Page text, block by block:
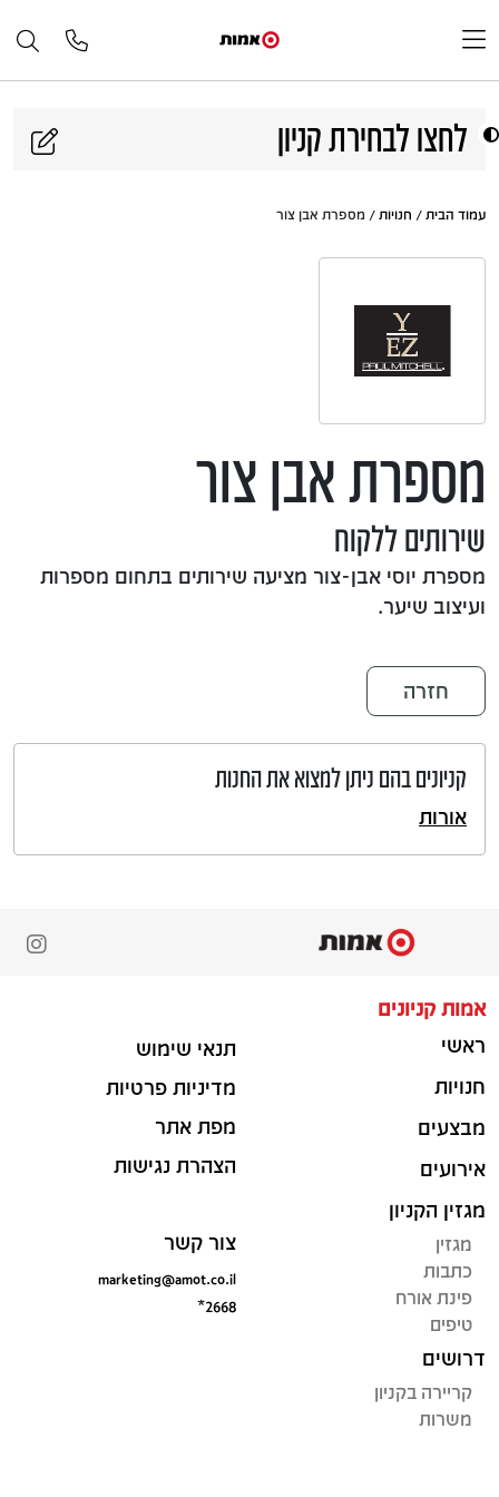
לחצו לבחירת קניון
עמוד הבית / חנויות / מספרת אבן צור
מספרת אבן צור
שירותים ללקוח
מספרת יוסי אבן-צור מציעה שירותים בתחום מספרות
ועיצוב שיער.
חזרה
קניונים בהם ניתן למצוא את החנות
אורות
אמות קניונים
ראשי
חנויות
מבצעים
אירועים
מגזין הקניון
מגזין
כתבות
פינת אורח
טיפים
דרושים
קריירה בקניון
משרות
תנאי שימוש
מדיניות פרטיות
מפת אתר
הצהרת נגישות
צור קשר
marketing@amot.co.il
*2668